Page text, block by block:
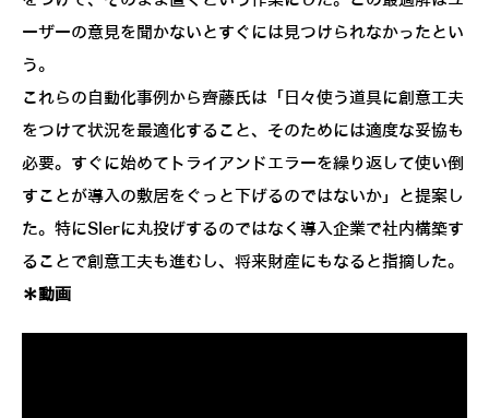
ーザーの意見を聞かないとすぐには見つけられなかったとい
う。
これらの自動化事例から齊藤氏は「日々使う道具に創意工夫
をつけて状況を最適化すること、そのためには適度な妥協も
必要。すぐに始めてトライアンドエラーを繰り返して使い倒
すことが導入の敷居をぐっと下げるのではないか」と提案し
た。特にSIerに丸投げするのではなく導入企業で社内構築す
ることで創意工夫も進むし、将来財産にもなると指摘した。
＊動画